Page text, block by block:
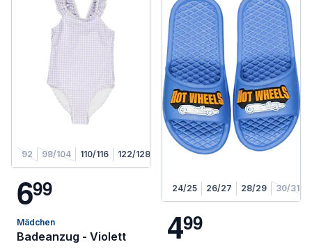
92 98/104 110/116 122/128
699
Mädchen
Badeanzug - Violett
24/25 26/27 28/29 30/31
499